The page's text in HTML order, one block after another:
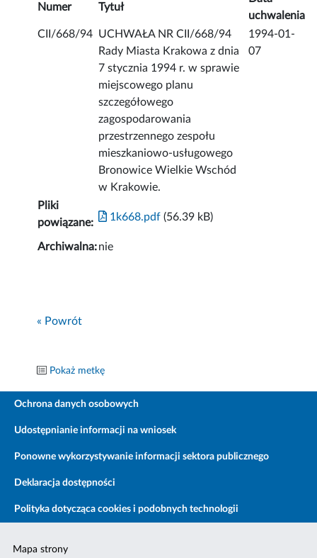
Numer Tytuł
uchwalenia
CII/668/94 UCHWAŁA NR CII/668/94
Rady Miasta Krakowa z dnia
7 stycznia 1994 r. w sprawie
miejscowego planu
szczegółowego
zagospodarowania
przestrzennego zespołu
mieszkaniowo-usługowego
Bronowice Wielkie Wschód
w Krakowie.
1994-01-
07
Pliki
powiązane:
1k668.pdf (56.39 kB)
Archiwalna:nie
« Powrót
Pokaż metkę
Ochrona danych osobowych
Udostępnianie informacji na wniosek
Ponowne wykorzystywanie informacji sektora publicznego
Deklaracja dostępności
Polityka dotycząca cookies i podobnych technologii
Mapa strony